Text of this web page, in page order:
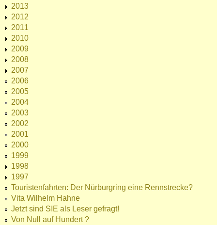
2013
2012
2011
2010
2009
2008
2007
2006
2005
2004
2003
2002
2001
2000
1999
1998
1997
Touristenfahrten: Der Nürburgring eine Rennstrecke?
Vita Wilhelm Hahne
Jetzt sind SIE als Leser gefragt!
Von Null auf Hundert ?